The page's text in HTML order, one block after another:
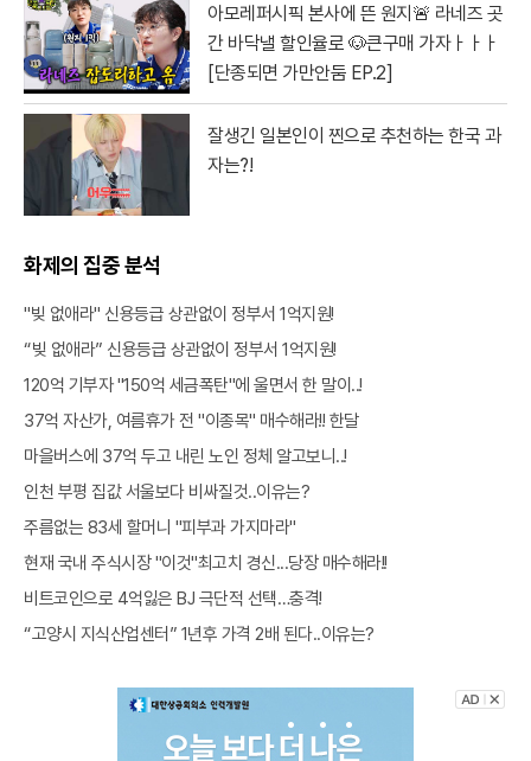
아모레퍼시픽 본사에 뜬 원지🚨 라네즈 곳
간 바닥낼 할인율로 🐶큰구매 가자ㅏㅏㅏ
[단종되면 가만안둠 EP.2]
잘생긴 일본인이 찐으로 추천하는 한국 과
자는?!
화제의 집중 분석
"빚 없애라" 신용등급 상관없이 정부서 1억지원!
“빚 없애라” 신용등급 상관없이 정부서 1억지원!
120억 기부자 "150억 세금폭탄"에 울면서 한 말이..!
37억 자산가, 여름휴가 전 "이종목" 매수해라!! 한달
마을버스에 37억 두고 내린 노인 정체 알고보니..!
인천 부평 집값 서울보다 비싸질것..이유는?
주름없는 83세 할머니 "피부과 가지마라"
현재 국내 주식시장 "이것"최고치 경신...당장 매수해라!!
비트코인으로 4억잃은 BJ 극단적 선택…충격!
“고양시 지식산업센터” 1년후 가격 2배 된다..이유는?